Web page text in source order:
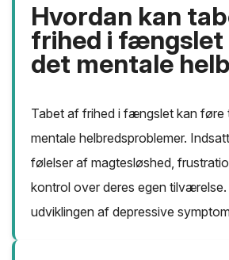
Hvordan kan
frihed i fængslet
det mentale
Tabet af frihed i fængslet kan føre
mentale helbredsproblemer.
følelser af magtesløshed,
kontrol over deres egen
udviklingen af depressive